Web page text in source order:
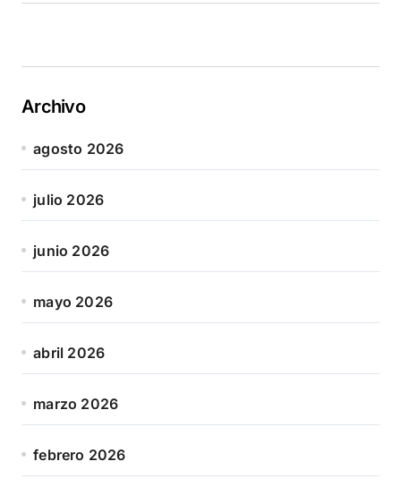
Archivo
agosto 2026
julio 2026
junio 2026
mayo 2026
abril 2026
marzo 2026
febrero 2026